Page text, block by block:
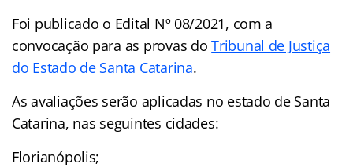
Foi publicado o Edital Nº 08/2021, com a
convocação para as provas doTribunal de Justiça
do Estado de Santa Catarina.
As avaliações serão aplicadas no estado de Santa
Catarina, nas seguintes cidades:
Florianópolis;